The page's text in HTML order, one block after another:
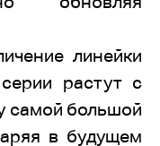
линейки
растут с
самой большой
в будущем